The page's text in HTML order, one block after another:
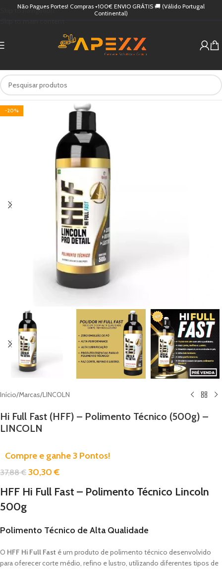
Skip to navigation
Não Pagues Portes! Compras +100€ ENVIO GRÁTIS 🚚 (Válido Portugal
Continental)
-20%
Início/Marcas/LINCOLN
Hi Full Fast (HFF) – Polimento Técnico (500g) –
LINCOLN
Compre e ganhe 3 Pontos!
37,88€ 30,30€
HFF Hi Full Fast – Polimento Técnico Lincoln
500g
Polimento Técnico de Alta Qualidade
O HFF Hi Full Fast é um produto de polimento técnico desenvolvido
para oferecer corte médio, refino e lustro, utilizando diferentes tipos de